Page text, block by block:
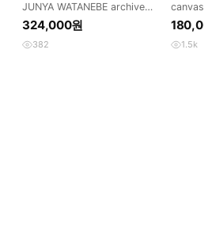
JUNYA WATANEBE archive
tote bag
324,000원
382
canvas
1.5k